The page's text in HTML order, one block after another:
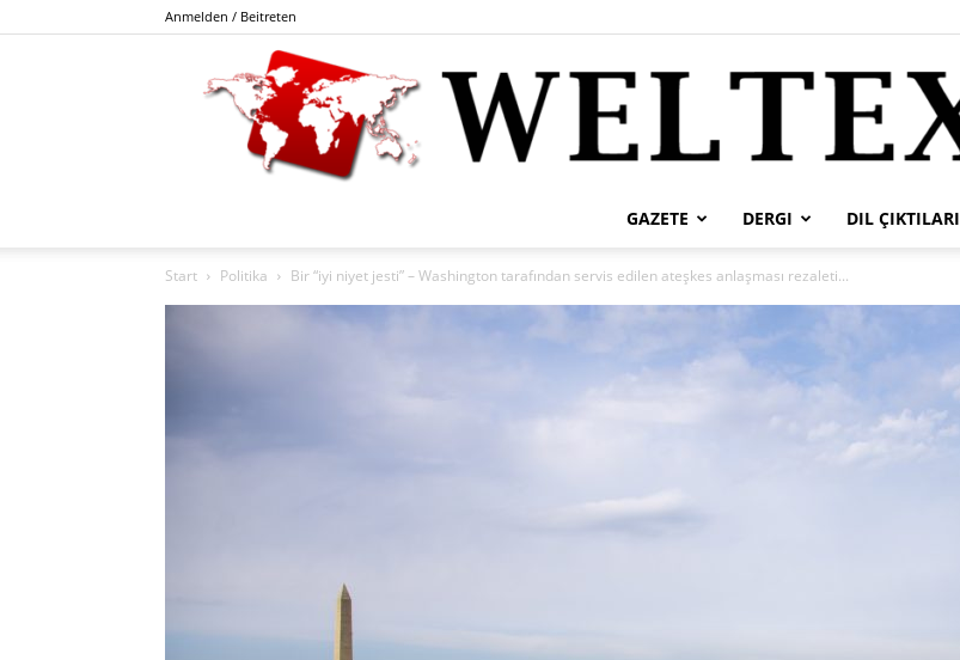
Anmelden / Beitreten
weltexpress
GAZETE DERGI DIL ÇIKTILARI
Start Politika Bir “iyi niyet jesti” – Washington tarafından servis edilen ateşkes anlaşması rezaleti...